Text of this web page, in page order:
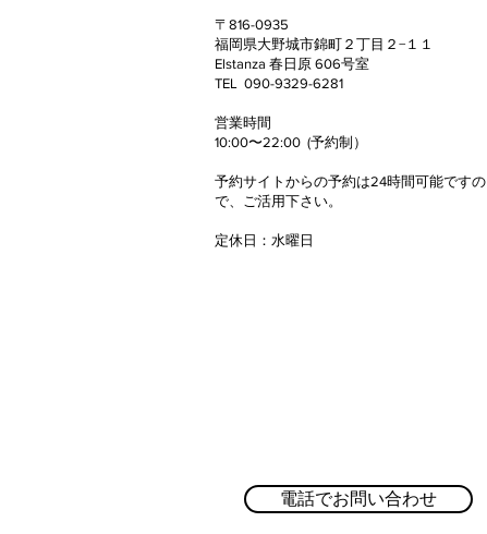
50代女性 3ヶ月でウエスト
マイナス8.2cm！
〒816-0935
福岡県大野城市錦町２丁目２−１１
Elstanza 春日原 606号室
TEL 090-9329-6281
​営業時間
10:00〜22:00 (予約制）
予約サイトからの予約は24時間可能ですの
で、
ご活用下さい。
定休日 ​： 水曜日
電話でお問い合わせ